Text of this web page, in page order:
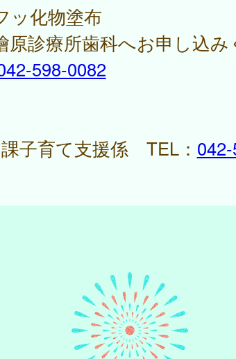
ッ化物塗布
原診療所歯科へお申し込み
598-0082
子育て支援係 TEL：